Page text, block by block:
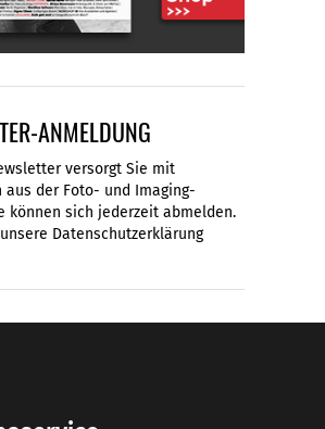
ANMELDUNG
versorgt Sie mit
aus der Foto- und Imaging-
können sich jederzeit abmelden.
Datenschutzerklärung